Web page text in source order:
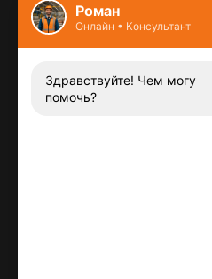
Контакты
Заказать звонок
Роман
Онлайн • Консультант
Здравствуйте! Чем могу
помочь?